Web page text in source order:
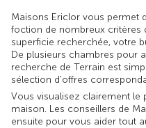
Maisons Ericlor vous permet
foction de nombreux critères
superficie recherchée, votre
De plusieurs chambres pour
recherche de Terrain est
sélection d'offres
Vous visualisez clairement le
maison. Les conseillers de
ensuite pour vous aider tout